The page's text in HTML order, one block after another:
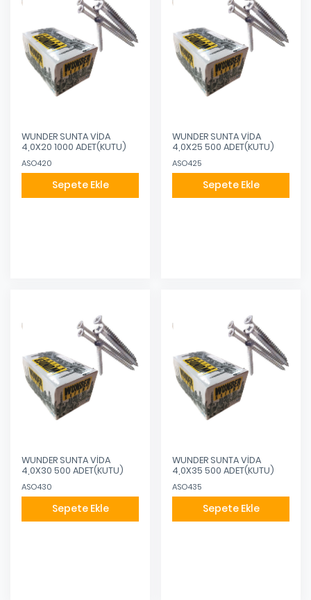
WUNDER SUNTA VİDA
4,0X20 1000 ADET(KUTU)
ASO420
Sepete Ekle
WUNDER SUNTA VİDA
4,0X25 500 ADET(KUTU)
ASO425
Sepete Ekle
WUNDER SUNTA VİDA
4,0X30 500 ADET(KUTU)
ASO430
Sepete Ekle
WUNDER SUNTA VİDA
4,0X35 500 ADET(KUTU)
ASO435
Sepete Ekle